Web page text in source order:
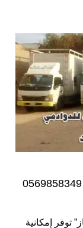
شركة نقل عفش من الرياض للدوادمي 0569858349
توفر إمكانية